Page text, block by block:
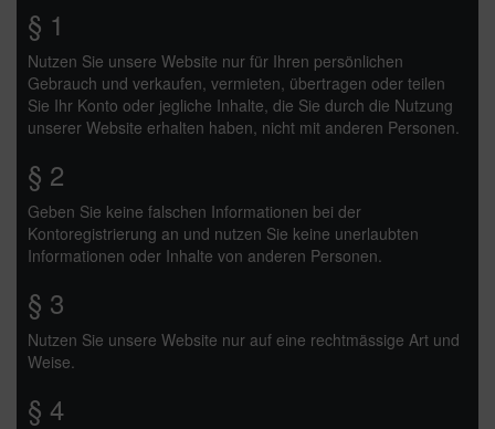
§ 1
Nutzen Sie unsere Website nur für Ihren persönlichen
Gebrauch und verkaufen, vermieten, übertragen oder teilen
Sie Ihr Konto oder jegliche Inhalte, die Sie durch die Nutzung
unserer Website erhalten haben, nicht mit anderen Personen.
§ 2
Geben Sie keine falschen Informationen bei der
Kontoregistrierung an und nutzen Sie keine unerlaubten
Informationen oder Inhalte von anderen Personen.
§ 3
Nutzen Sie unsere Website nur auf eine rechtmässige Art und
Weise.
§ 4